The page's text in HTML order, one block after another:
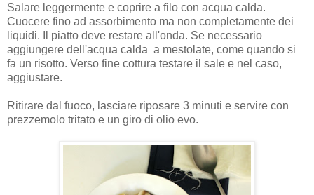
Salare leggermente e coprire a filo con acqua calda.
Cuocere fino ad assorbimento ma non completamente dei
liquidi. Il piatto deve restare all'onda. Se necessario
aggiungere dell'acqua calda a mestolate, come quando si
fa un risotto. Verso fine cottura testare il sale e nel caso,
aggiustare.
Ritirare dal fuoco, lasciare riposare 3 minuti e servire con
prezzemolo tritato e un giro di olio evo.